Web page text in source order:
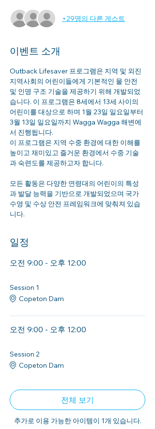
+29명의 다른 게스트
이벤트 소개
Outback Lifesaver 프로그램은 지역 및 외진
지역사회의 어린이들에게 기본적인 물 안전
및 인명 구조 기술을 제공하기 위해 개발되었
습니다. 이 프로그램은 8세에서 13세 사이의
어린이를 대상으로 하며 1월 23일 일요일부터
3월 13일 일요일까지 Wagga Wagga 해변에
서 진행됩니다.
이 프로그램은 지역 수중 환경에 대한 이해를
높이고 재미있고 즐거운 환경에서 수중 기술
과 숙련도를 제공하고자 합니다.
모든 활동은 다양한 연령대의 어린이의 특성
과 발달 능력을 기반으로 개발되었으며 국가
수영 및 수상 안전 프레임워크에 맞춰져 있습
니다.
일정
오전 9:00 - 오후 12:00
Session 1
Copeton Dam
오전 9:00 - 오후 12:00
Session 2
Copeton Dam
추가로 이용 가능한 아이템이 1개 있습니다.
전체 보기